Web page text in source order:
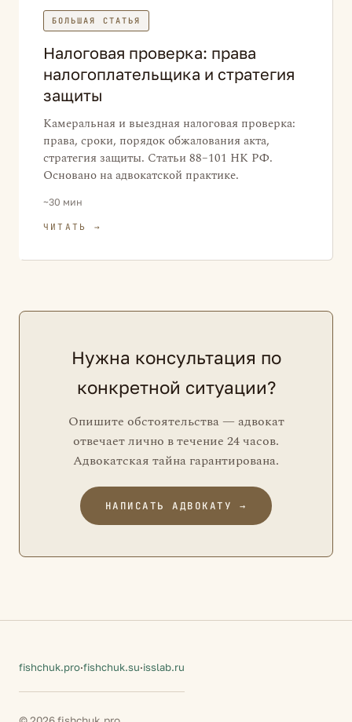
БОЛЬШАЯ СТАТЬЯ
Налоговая проверка: права
налогоплательщика и стратегия
защиты
Камеральная и выездная налоговая проверка:
права, сроки, порядок обжалования акта,
стратегия защиты. Статьи 88–101 НК РФ.
Основано на адвокатской практике.
~30 мин
ЧИТАТЬ →
Нужна консультация по
конкретной ситуации?
Опишите обстоятельства — адвокат
отвечает лично в течение 24 часов.
Адвокатская тайна гарантирована.
НАПИСАТЬ АДВОКАТУ →
fishchuk.pro·fishchuk.su·isslab.ru